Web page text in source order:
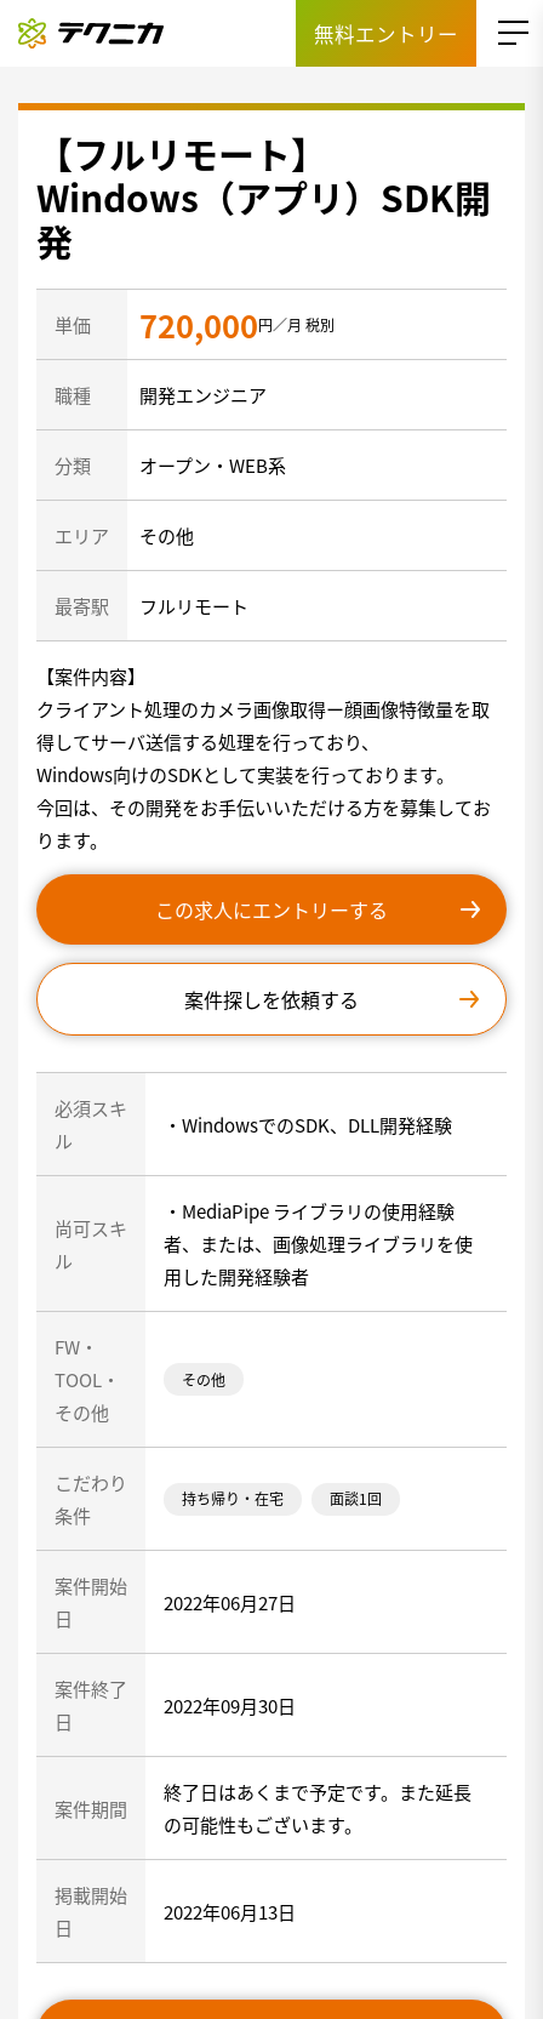
無料エントリー
【フルリモート】
Windows（アプリ）SDK開
発
単価 720,000円／月 税別
職種 開発エンジニア
分類 オープン・WEB系
エリア その他
最寄駅 フルリモート
【案件内容】
クライアント処理のカメラ画像取得ー顔画像特徴量を取
得してサーバ送信する処理を行っており、
Windows向けのSDKとして実装を行っております。
今回は、その開発をお手伝いいただける方を募集してお
ります。
この求人にエントリーする
案件探しを依頼する
必須スキ
ル
・WindowsでのSDK、DLL開発経験
尚可スキ
ル
・MediaPipe ライブラリの使用経験
者、または、画像処理ライブラリを使
用した開発経験者
FW・
TOOL・
その他
その他
こだわり
条件
持ち帰り・在宅 面談1回
案件開始
日
2022年06月27日
案件終了
日
2022年09月30日
案件期間
終了日はあくまで予定です。また延長
の可能性もございます。
掲載開始
日
2022年06月13日